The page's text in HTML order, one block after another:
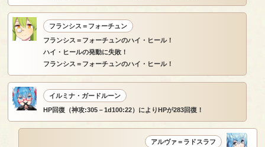
フランシス＝フォーチュン
フランシス＝フォーチュンのハイ・ヒール！
ハイ・ヒールの発動に失敗！
フランシス＝フォーチュンのハイ・ヒール！
イルミナ・ガードルーン
HP回復（神攻:305－1d100:22）によりHPが283回復！
アルヴァ＝ラドスラフ